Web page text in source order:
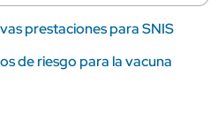
prestaciones para SNIS
de riesgo para la vacuna